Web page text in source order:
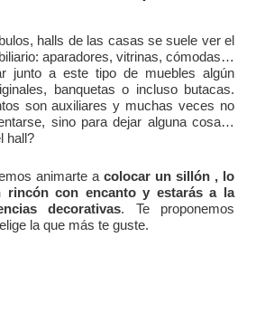
halls de las casas se suele ver el
aparadores, vitrinas, cómodas…
junto a este tipo de muebles algún
banquetas o incluso butacas.
son auxiliares y muchas veces no
sino para dejar alguna cosa…
hall?
animarte a colocar un sillón , lo
rincón con encanto y estarás a la
decorativas. Te proponemos
la que más te guste.